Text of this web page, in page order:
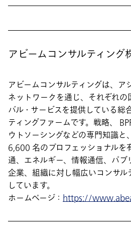
アビームコンサルティング
アビームコンサルティングは、ア
ネットワークを通じ、それぞれの
バル・サービスを提供している総
ティングファームです。戦略、
ウトソーシングなどの専門知識
6,600 名のプロフェッショナルを
通、エネルギー、情報通信、パブ
企業、組織に対し幅広いコンサル
しています。
ホームページ： https://